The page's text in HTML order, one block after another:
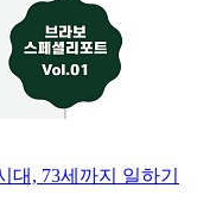
대, 73세까지 일하기